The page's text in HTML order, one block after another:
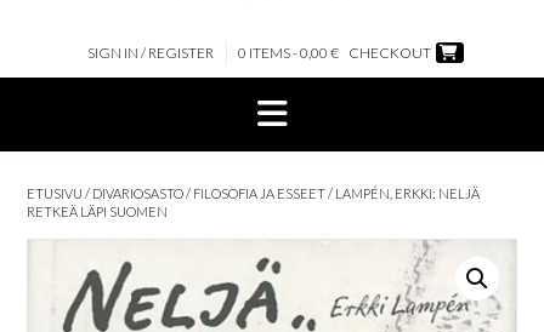
SIGN IN / REGISTER 0 ITEMS - 0,00 € CHECKOUT
ETUSIVU / DIVARIOSASTO/ FILOSOFIA JA ESSEET/ LAMPÉN, ERKKI: NELJÄ
RETKEÄ LÄPI SUOMEN